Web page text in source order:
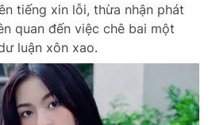
tiếng xin lỗi, thừa nhận phát
quan đến việc chê bai một
luận xôn xao.